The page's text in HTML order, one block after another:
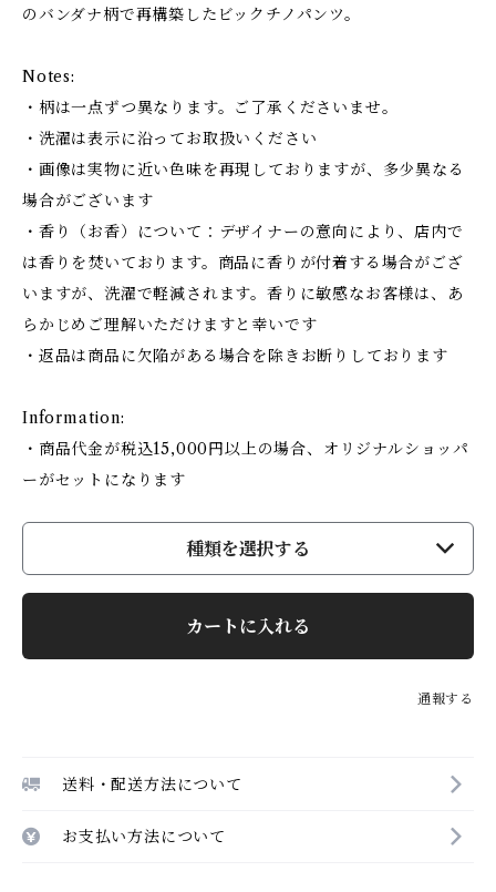
のバンダナ柄で再構築したビックチノパンツ。
Notes:
・柄は一点ずつ異なります。ご了承くださいませ。
・洗濯は表示に沿ってお取扱いください
・画像は実物に近い色味を再現しておりますが、多少異なる
場合がございます
・香り（お香）について：デザイナーの意向により、店内で
は香りを焚いております。商品に香りが付着する場合がござ
いますが、洗濯で軽減されます。香りに敏感なお客様は、あ
らかじめご理解いただけますと幸いです
・返品は商品に欠陥がある場合を除きお断りしております
Information:
・商品代金が税込15,000円以上の場合、オリジナルショッパ
ーがセットになります
種類を選択する
カートに入れる
通報する
送料・配送方法について
お支払い方法について